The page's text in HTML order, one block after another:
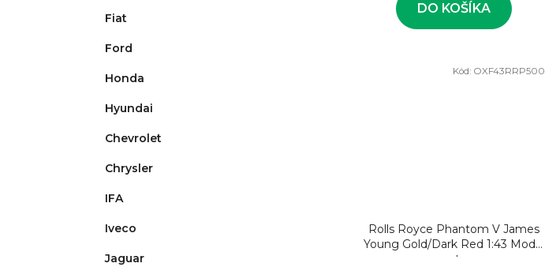
Fiat
Ford
Honda
Hyundai
Chevrolet
Chrysler
IFA
Iveco
Jaguar
DO KOŠÍKA
Rolls Royce Phantom V James
Young Gold/Dark Red 1:43 Model
auta
Kód: